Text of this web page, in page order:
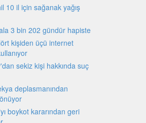
10 il için sağanak yağış
3 bin 202 gündür hapiste
kişiden üçü internet
sekiz kişi hakkında suç
deplasmanından
boykot kararından geri